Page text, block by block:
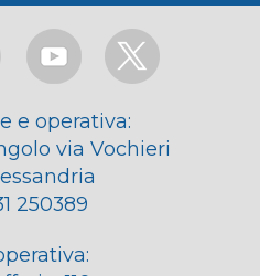
e operativa:
via Vochieri
250389